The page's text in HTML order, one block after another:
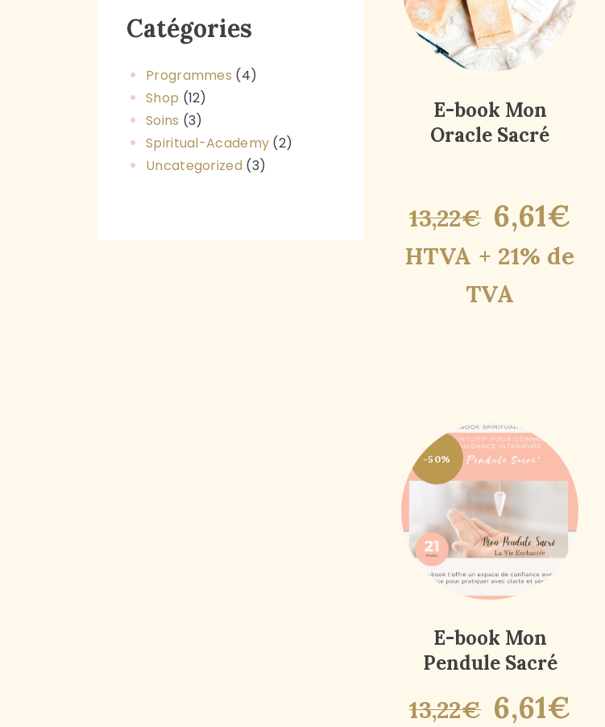
E-book Mon
Oracle Sacré
13,22€ 6,61€
HTVA + 21% de
TVA
-50%
E-book Mon
Pendule Sacré
13,22€ 6,61€
Catégories
Programmes (4)
Shop (12)
Soins (3)
Spiritual-Academy (2)
Uncategorized (3)